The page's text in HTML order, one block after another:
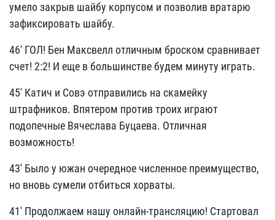
умело закрыв шайбу корпусом и позволив вратарю
зафиксировать шайбу.
46' ГОЛ! Бен Максвелл отличным броском сравнивает
счет! 2:2! И еще в большинстве будем минуту играть.
45' Катич и Совэ отправились на скамейку
штрафников. Впятером против троих играют
подопечные Вячеслава Буцаева. Отличная
возможность!
43' Было у южан очередное численное преимущество,
но вновь сумели отбиться хорваты.
41' Продолжаем нашу онлайн-трансляцию! Стартовал